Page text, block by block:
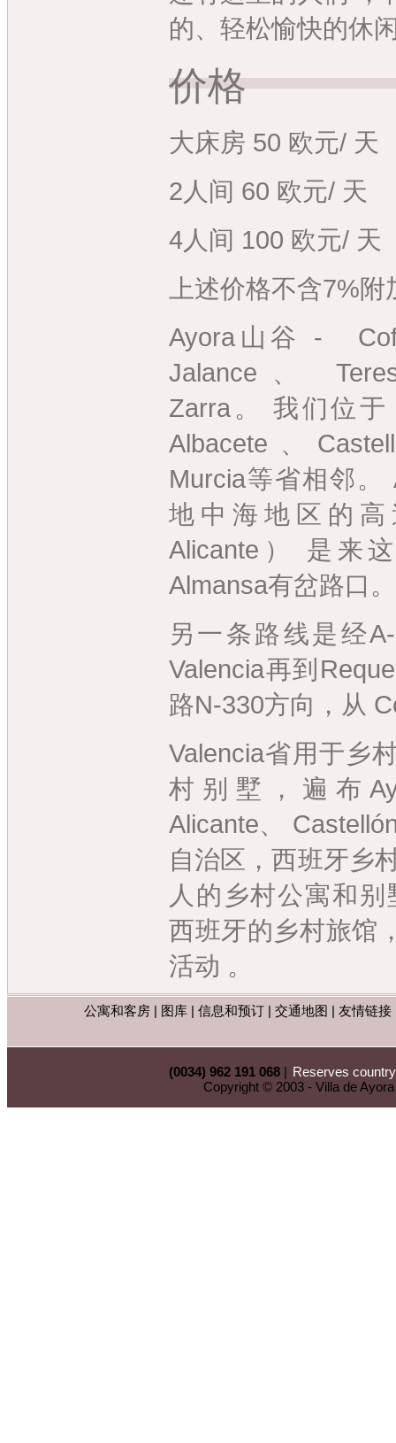
的、轻松愉快的休
价格
大床房 50 欧元/ 天
2人间 60 欧元/ 天
4人间 100 欧元/ 天
上述价格不含7%附
Ayora山谷 -
Jalance、
Zarra。 我们位于
Albacete、
Murcia等省相邻
地中海地区的
Alicante） 是来
Almansa有岔路口。
另一条路线是经
Valencia再到
路N-330方向，从
Valencia省用于乡
村别墅，遍布
Alicante、
自治区，西班牙乡
人的乡村公寓和
西班牙的乡村旅馆
活动 。
公寓和客房 | 图库 | 信息和预订 | 交通地图 | 友情链
(0034) 962 191 068| Reserves
Copyright © 2003 - Villa de